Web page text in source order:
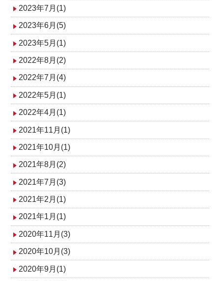
2023年7月(1)
2023年6月(5)
2023年5月(1)
2022年8月(2)
2022年7月(4)
2022年5月(1)
2022年4月(1)
2021年11月(1)
2021年10月(1)
2021年8月(2)
2021年7月(3)
2021年2月(1)
2021年1月(1)
2020年11月(3)
2020年10月(3)
2020年9月(1)